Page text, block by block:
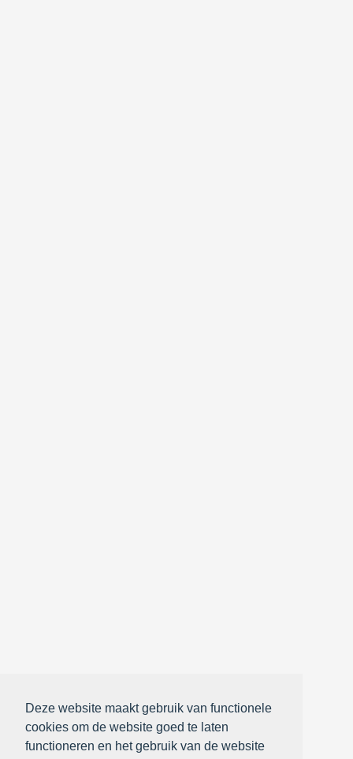
Deze website maakt gebruik van functionele
cookies om de website goed te laten
functioneren en het gebruik van de website